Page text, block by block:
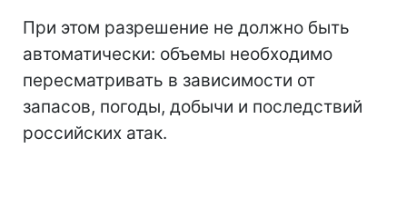
При этом разрешение не должно быть
автоматически: объемы необходимо
пересматривать в зависимости от
запасов, погоды, добычи и последствий
российских атак.